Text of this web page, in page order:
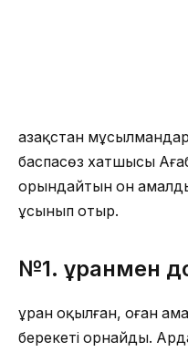
Қазақстан
баспасөз хатшысы
орындайтын он
ұсынып отыр.
№1. Құранмен
Құран оқылған, оған
берекеті орнайды.